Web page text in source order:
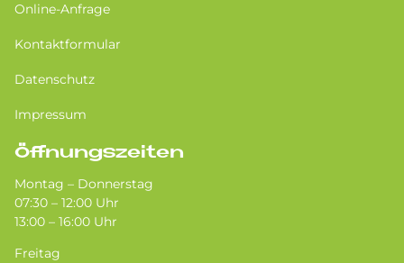
Online-Anfrage
Kontaktformular
Datenschutz
Impressum
Öffnungszeiten
Montag – Donnerstag
07:30 – 12:00 Uhr
13:00 – 16:00 Uhr
Freitag